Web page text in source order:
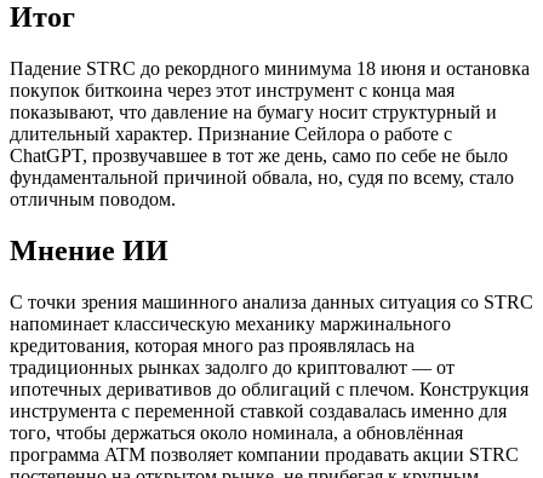
Итог
Падение STRC до рекордного минимума 18 июня и остановка
покупок биткоина через этот инструмент с конца мая
показывают, что давление на бумагу носит структурный и
длительный характер. Признание Сейлора о работе с
ChatGPT, прозвучавшее в тот же день, само по себе не было
фундаментальной причиной обвала, но, судя по всему, стало
отличным поводом.
Мнение ИИ
С точки зрения машинного анализа данных ситуация со STRC
напоминает классическую механику маржинального
кредитования, которая много раз проявлялась на
традиционных рынках задолго до криптовалют — от
ипотечных деривативов до облигаций с плечом. Конструкция
инструмента с переменной ставкой создавалась именно для
того, чтобы держаться около номинала, а обновлённая
программа ATM позволяет компании продавать акции STRC